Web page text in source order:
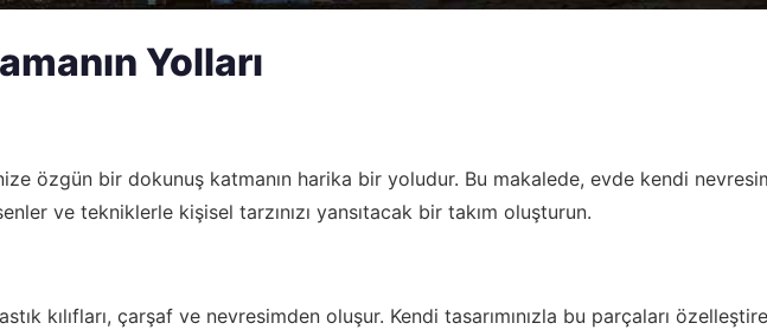
Yolları
özgün bir dokunuş katmanın harika bir yoludur. Bu makalede, evde kendi
ve tekniklerle kişisel tarzınızı yansıtacak bir takım oluşturun.
kılıfları, çarşaf ve nevresimden oluşur. Kendi tasarımınızla bu parçaları